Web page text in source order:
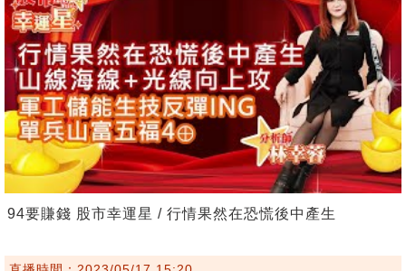
94要賺錢 股市幸運星 / 行情果然在恐慌後中產生